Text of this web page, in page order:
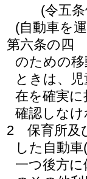
(令五
(自動車を
第六条の四
のための
ときは、
在を確実
確認しな
2
保育所及
した自動車
一つ後方